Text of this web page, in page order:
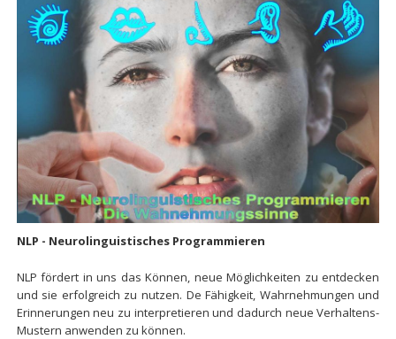
NLP - Neurolinguistisches Programmieren
NLP fördert in uns das Können, neue Möglichkeiten zu entdecken
und sie erfolgreich zu nutzen. De Fähigkeit, Wahrnehmungen und
Erinnerungen neu zu interpretieren und dadurch neue Verhaltens-
Mustern anwenden zu können.